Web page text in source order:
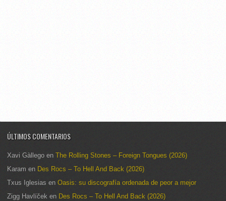
ÚLTIMOS COMENTARIOS
Xavi Gàllego en The Rolling Stones – Foreign Tongues (2026)
Karam en Des Rocs – To Hell And Back (2026)
Txus Iglesias en Oasis: su discografía ordenada de peor a mejor
Zigg Havlíček en Des Rocs – To Hell And Back (2026)